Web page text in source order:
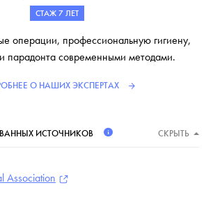
СТАЖ 7 ЛЕТ
операции, профессиональную гигиену,
парадонта современными методами.
О НАШИХ ЭКСПЕРТАХ
ИСТОЧНИКОВ СКРЫТЬ
Association